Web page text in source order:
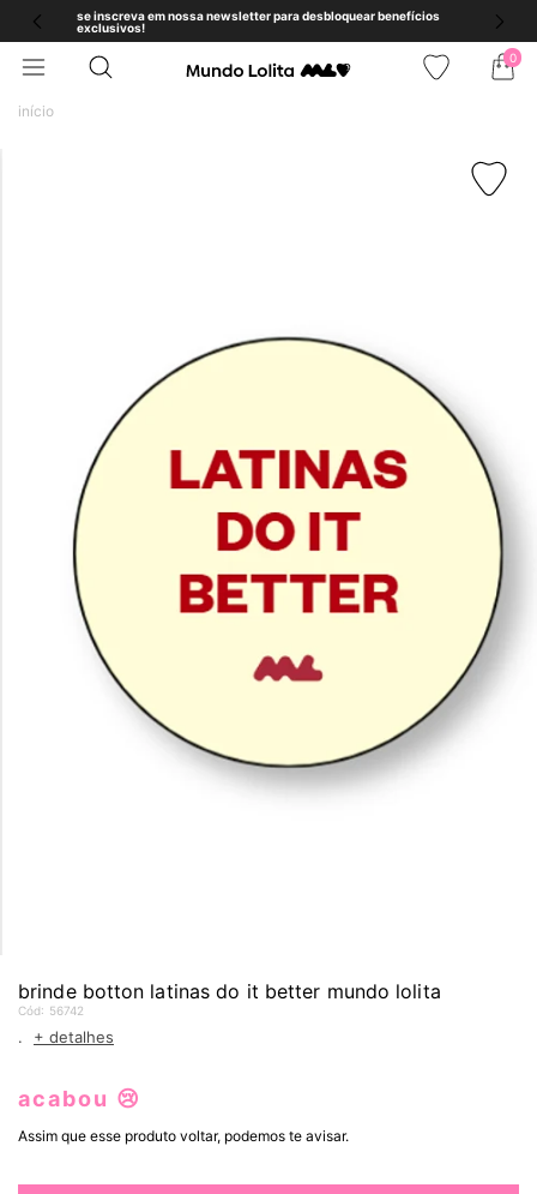
se inscreva em nossa newsletter para desbloquear benefícios
exclusivos!
0
início
brinde botton latinas do it better mundo lolita
Cód: 56742
. + detalhes
acabou 😢
Assim que esse produto voltar, podemos te avisar.